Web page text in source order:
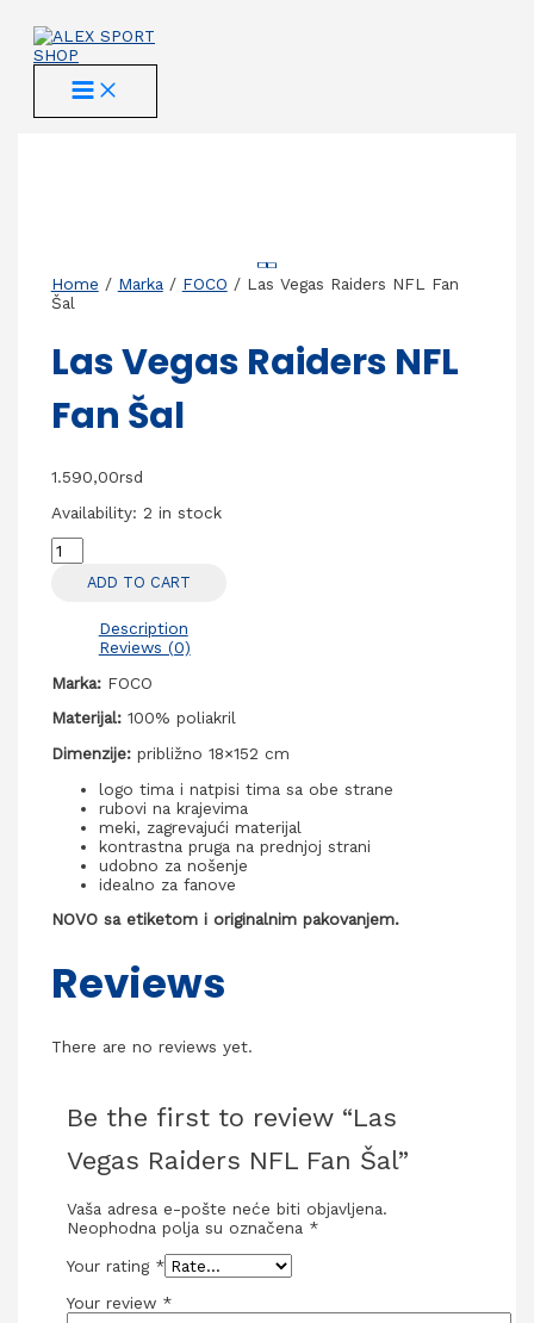
content
MAIN
MENU
Home / Marka / FOCO / Las Vegas Raiders NFL Fan
Šal
Las Vegas Raiders NFL
Fan Šal
1.590,00rsd
Availability: 2 in stock
Las
Vegas
Raiders
quantity
ADD TO CART
Description
Reviews (0)
Marka:FOCO
Materijal:100% poliakril
Dimenzije: približno 18×152 cm
logo tima i natpisi tima sa obe strane
rubovi na krajevima
meki, zagrevajući materijal
kontrastna pruga na prednjoj strani
udobno za nošenje
idealno za fanove
NOVO sa etiketom i originalnim pakovanjem.
Reviews
There are no reviews yet.
Be the first to review “Las
Vegas Raiders NFL Fan Šal”
Vaša adresa e-pošte neće biti objavljena.
Neophodna polja su označena *
Your rating *
Your review *